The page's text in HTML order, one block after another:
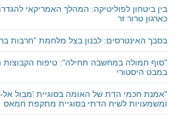
בין ביטחון לפוליטיקה: המהלך האמריקאי
כארגון טרור זר
בסבך האינטרסים: לבנון בצל מלחמת "חרבות
"סוף חמולה במחשבה תחילה": טיפוח הקבוצות
במבט היסטורי
"אמנת חכמי הדת של האומה בסוגיית 'מבול
ומשמעויות לשיח הדתי בסוגיית מתקפת חמאס